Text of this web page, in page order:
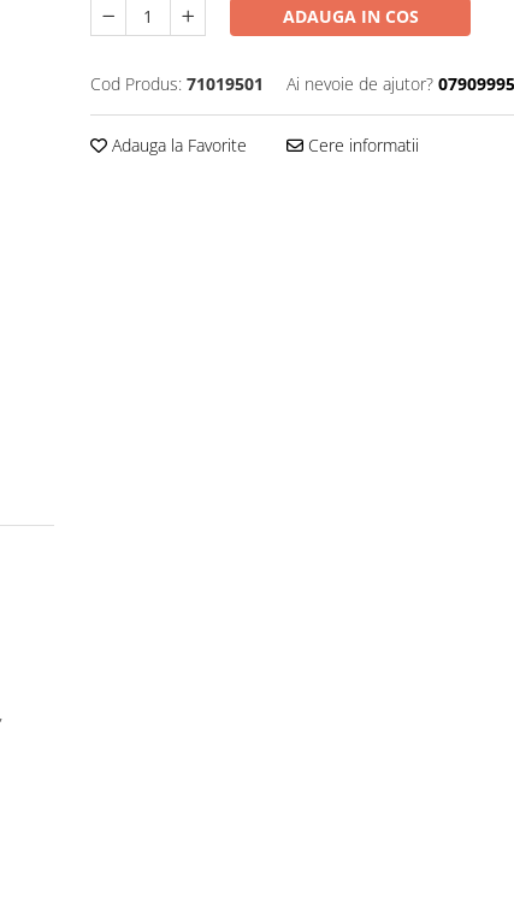
ADAUGA IN COS
Cod Produs: 71019501 Ai nevoie de ajutor?
Adauga la Favorite Cere informatii